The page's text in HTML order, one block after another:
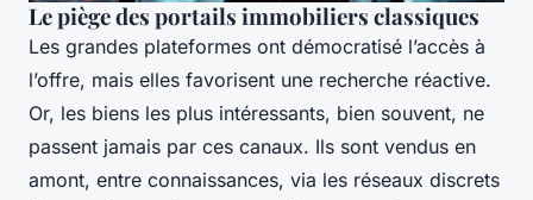
Le piège des portails immobiliers classiques
Les grandes plateformes ont démocratisé l’accès à
l’offre, mais elles favorisent une recherche réactive.
Or, les biens les plus intéressants, bien souvent, ne
passent jamais par ces canaux. Ils sont vendus en
amont, entre connaissances, via les réseaux discrets